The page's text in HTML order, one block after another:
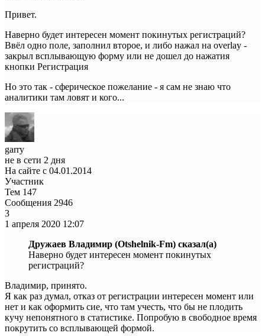
Привет.
Наверно будет интересен момент покинутых регистраций?
Ввёл одно поле, заполнил второе, и либо нажал на overlay -
закрыл всплывающую форму или не дошел до нажатия
кнопки Регистрация
Но это так - сферическое пожелание - я сам не знаю что
аналитики там ловят и кого...
garry
не в сети 2 дня
На сайте с 04.01.2014
Участник
Тем 147
Сообщения 2946
3
1 апреля 2020 12:07
Дружаев Владимир (Otshelnik-Fm) сказал(а)
Наверно будет интересен момент покинутых
регистраций?
Владимир, принято.
Я как раз думал, отказ от регистрации интересен момент или
нет и как оформить сие, что там учесть, что бы не плодить
кучу непонятного в статистике. Попробую в свободное время
покрутить со всплывающей формой.